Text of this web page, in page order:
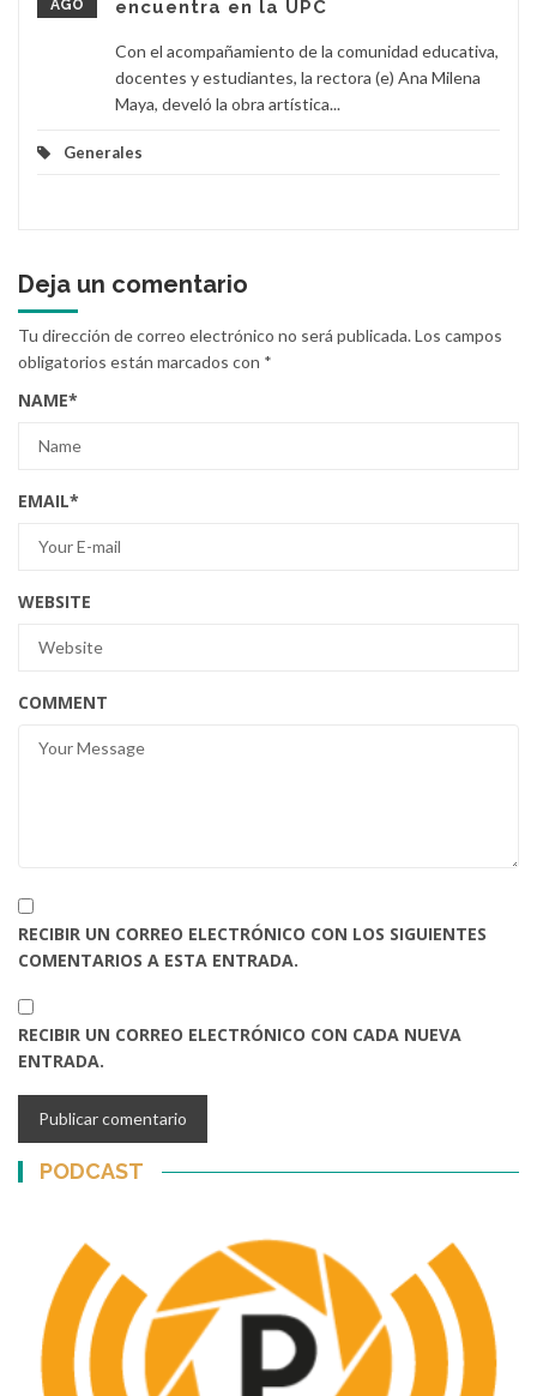
AGO encuentra en la UPC
Con el acompañamiento de la comunidad educativa,
docentes y estudiantes, la rectora (e) Ana Milena
Maya, develó la obra artística...
Generales
Deja un comentario
Tu dirección de correo electrónico no será publicada.Los campos
obligatorios están marcados con *
NAME*
EMAIL*
WEBSITE
COMMENT
RECIBIR UN CORREO ELECTRÓNICO CON LOS SIGUIENTES
COMENTARIOS A ESTA ENTRADA.
RECIBIR UN CORREO ELECTRÓNICO CON CADA NUEVA
ENTRADA.
PODCAST